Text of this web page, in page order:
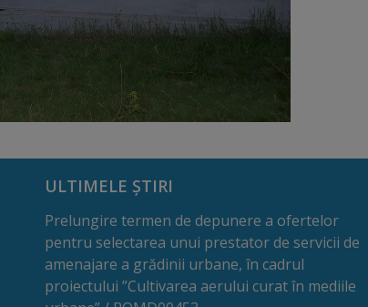
ULTIMELE ȘTIRI
Prelungire termen de depunere a ofertelor
pentru selectarea unui prestator de servicii de
amenajare a grădinii urbane, în cadrul
proiectului ”Cultivarea aerului curat în mediile